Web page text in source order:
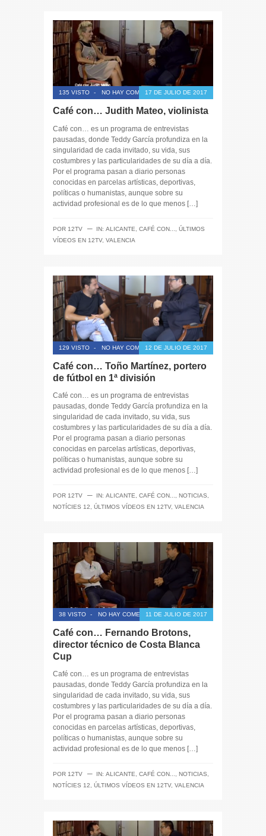
135 VISTO - NO HAY COMENTARIOS17 DE JULIO DE 2017
Café con… Judith Mateo, violinista
Café con… es un programa de entrevistas
pausadas, donde Teddy García profundiza en la
singularidad de cada invitado, su vida, sus
costumbres y las particularidades de su día a día.
Por el programa pasan a diario personas
conocidas en parcelas artísticas, deportivas,
políticas o humanistas, aunque sobre su
actividad profesional es de lo que menos […]
POR 12TV ─ IN: ALICANTE CAFÉ CON...
ÚLTIMOS
VÍDEOS EN 12TV, VALENCIA
129 VISTO - NO HAY COMENTARIOS12 DE JULIO DE 2017
Café con… Toño Martínez, portero
de fútbol en 1ª división
Café con… es un programa de entrevistas
pausadas, donde Teddy García profundiza en la
singularidad de cada invitado, su vida, sus
costumbres y las particularidades de su día a día.
Por el programa pasan a diario personas
conocidas en parcelas artísticas, deportivas,
políticas o humanistas, aunque sobre su
actividad profesional es de lo que menos […]
POR 12TV ─ IN: ALICANTE CAFÉ CON... NOTICIAS
NOTÍCIES 12
ÚLTIMOS VÍDEOS EN 12TV, VALENCIA
38 VISTO - NO HAY COMENTARIOS11 DE JULIO DE 2017
Café con… Fernando Brotons,
director técnico de Costa Blanca
Cup
Café con… es un programa de entrevistas
pausadas, donde Teddy García profundiza en la
singularidad de cada invitado, su vida, sus
costumbres y las particularidades de su día a día.
Por el programa pasan a diario personas
conocidas en parcelas artísticas, deportivas,
políticas o humanistas, aunque sobre su
actividad profesional es de lo que menos […]
POR 12TV ─ IN: ALICANTE, CAFÉ CON..., NOTICIAS,
NOTÍCIES 12, ÚLTIMOS VÍDEOS EN 12TV, VALENCIA